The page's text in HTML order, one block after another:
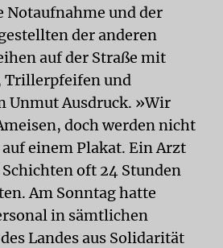
Notaufnahme und der
der anderen
auf der Straße mit
Trillerpfeifen und
Unmut Ausdruck. »Wir
doch werden nicht
einem Plakat. Ein Arzt
oft 24 Stunden
Am Sonntag hatte
in sämtlichen
Landes aus Solidarität